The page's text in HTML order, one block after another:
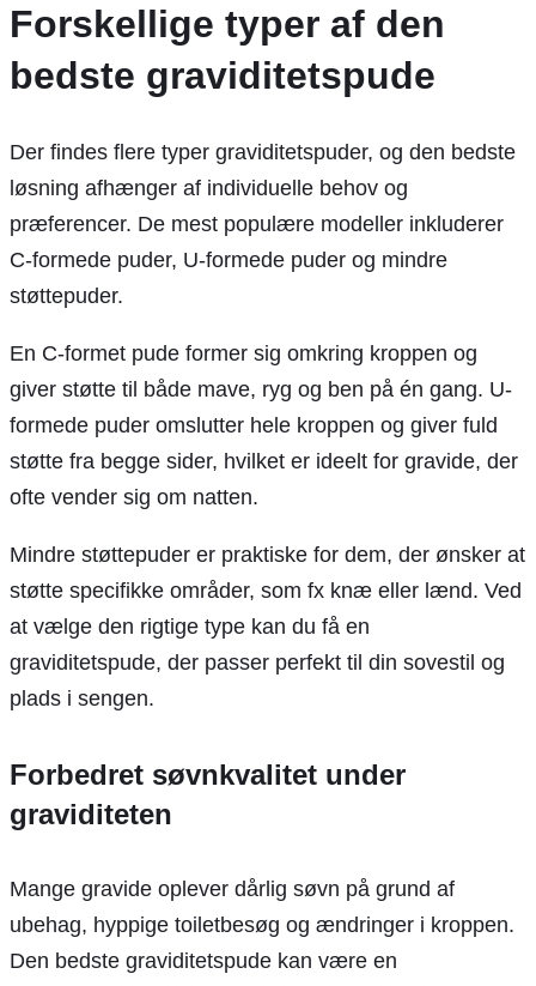
Forskellige typer af den
bedste graviditetspude
Der findes flere typer graviditetspuder, og den bedste
løsning afhænger af individuelle behov og
præferencer. De mest populære modeller inkluderer
C-formede puder, U-formede puder og mindre
støttepuder.
En C-formet pude former sig omkring kroppen og
giver støtte til både mave, ryg og ben på én gang. U-
formede puder omslutter hele kroppen og giver fuld
støtte fra begge sider, hvilket er ideelt for gravide, der
ofte vender sig om natten.
Mindre støttepuder er praktiske for dem, der ønsker at
støtte specifikke områder, som fx knæ eller lænd. Ved
at vælge den rigtige type kan du få en
graviditetspude, der passer perfekt til din sovestil og
plads i sengen.
Forbedret søvnkvalitet under
graviditeten
Mange gravide oplever dårlig søvn på grund af
ubehag, hyppige toiletbesøg og ændringer i kroppen.
Den bedste graviditetspude kan være en